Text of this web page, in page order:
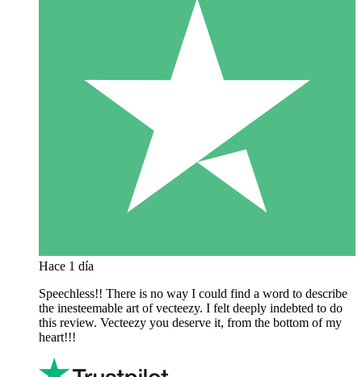
Hace 1 día
Speechless!! There is no way I could find a word to describe
the inesteemable art of vecteezy. I felt deeply indebted to do
this review. Vecteezy you deserve it, from the bottom of my
heart!!!